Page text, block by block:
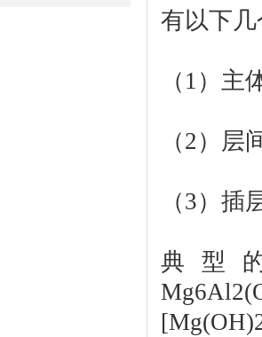
有以下
（1）
（2）
（3）
典型